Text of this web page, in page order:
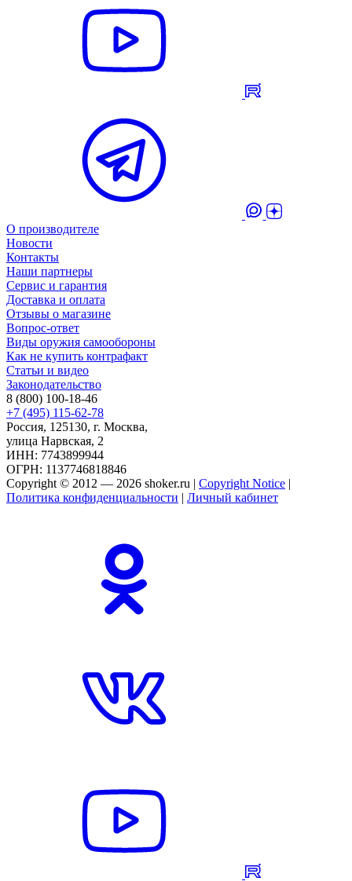
О производителе
Новости
Контакты
Наши партнеры
Сервис и гарантия
Доставка и оплата
Отзывы о магазине
Вопрос-ответ
Виды оружия самообороны
Как не купить контрафакт
Статьи и видео
Законодательство
8 (800) 100-18-46
+7 (495) 115-62-78
Россия, 125130, г. Москва,
улица Нарвская, 2
ИНН: 7743899944
ОГРН: 1137746818846
Copyright © 2012 — 2026 shoker.ru | Copyright Notice |
Политика конфиденциальности | Личный кабинет